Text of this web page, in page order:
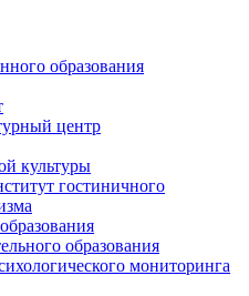
образования
центр
культуры
гостиничного
образования
мониторинга